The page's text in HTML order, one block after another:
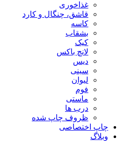
غذاخوری
قاشق، چنگال و کارد
کاسه
بشقاب
کیک
لانچ باکس
دیس
سینی
لیوان
فوم
ماستی
درب ها
ظروف چاپ شده
چاپ اختصاصی
وبلاگ